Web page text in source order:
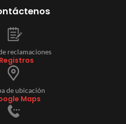
reclamaciones
Registros
de ubicación
Maps